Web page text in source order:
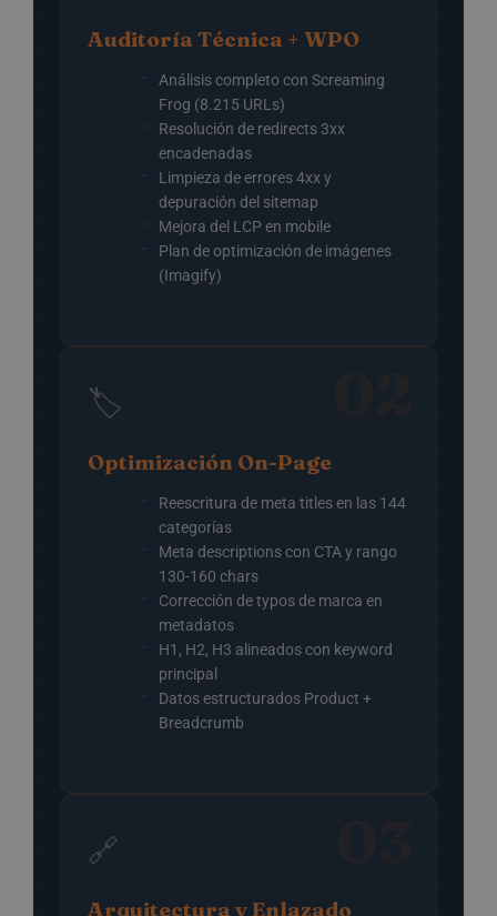
Auditoría Técnica + WPO
Análisis completo con Screaming
Frog (8.215 URLs)
Resolución de redirects 3xx
encadenadas
Limpieza de errores 4xx y
depuración del sitemap
Mejora del LCP en mobile
Plan de optimización de imágenes
(Imagify)
🏷️
Optimización On-Page
Reescritura de meta titles en las 144
categorías
Meta descriptions con CTA y rango
130-160 chars
Corrección de typos de marca en
metadatos
H1, H2, H3 alineados con keyword
principal
Datos estructurados Product +
Breadcrumb
🔗
Arquitectura y Enlazado